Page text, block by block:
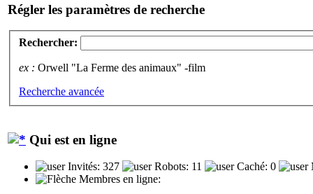
Régler les paramètres de recherche
Rechercher:
ex : Orwell "La Ferme des animaux" -film
Recherche avancée
Qui est en ligne
Invités: 327 Robots: 11 Caché: 0
Membres en ligne: